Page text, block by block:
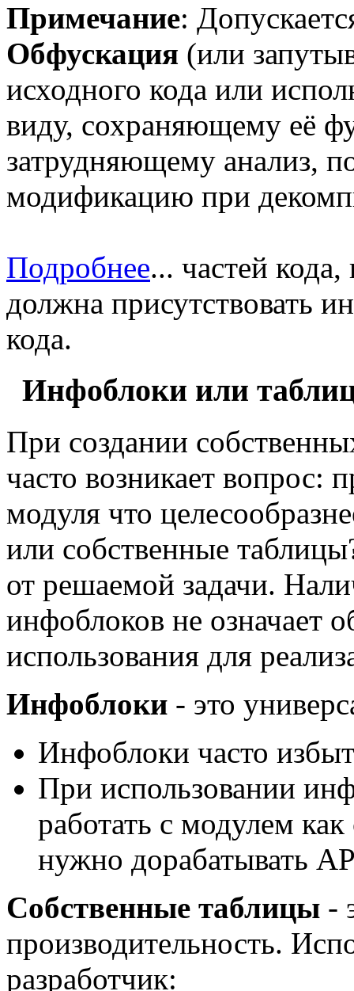
Примечание:
Обфускация (или
исходного кода или
виду, сохраняющему её
затрудняющему анализ,
модификацию при
Подробнее... частей
должна присутствовать
кода.
Инфоблоки или
При создании
часто возникает вопрос:
модуля что
или собственные
от решаемой задачи.
инфоблоков не означает
использования для
Инфоблоки - это
Инфоблоки часто
При использовании
работать с модулем
нужно дорабатывать
Собственные таблицы -
производительность.
разработчик: